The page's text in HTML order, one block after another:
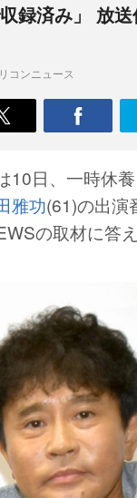
録済み」 放
コンニュース
10日、一時休
雅功(61)の出演
の取材に答え